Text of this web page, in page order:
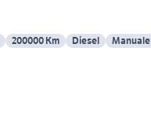
200000 Km Diesel Manuale